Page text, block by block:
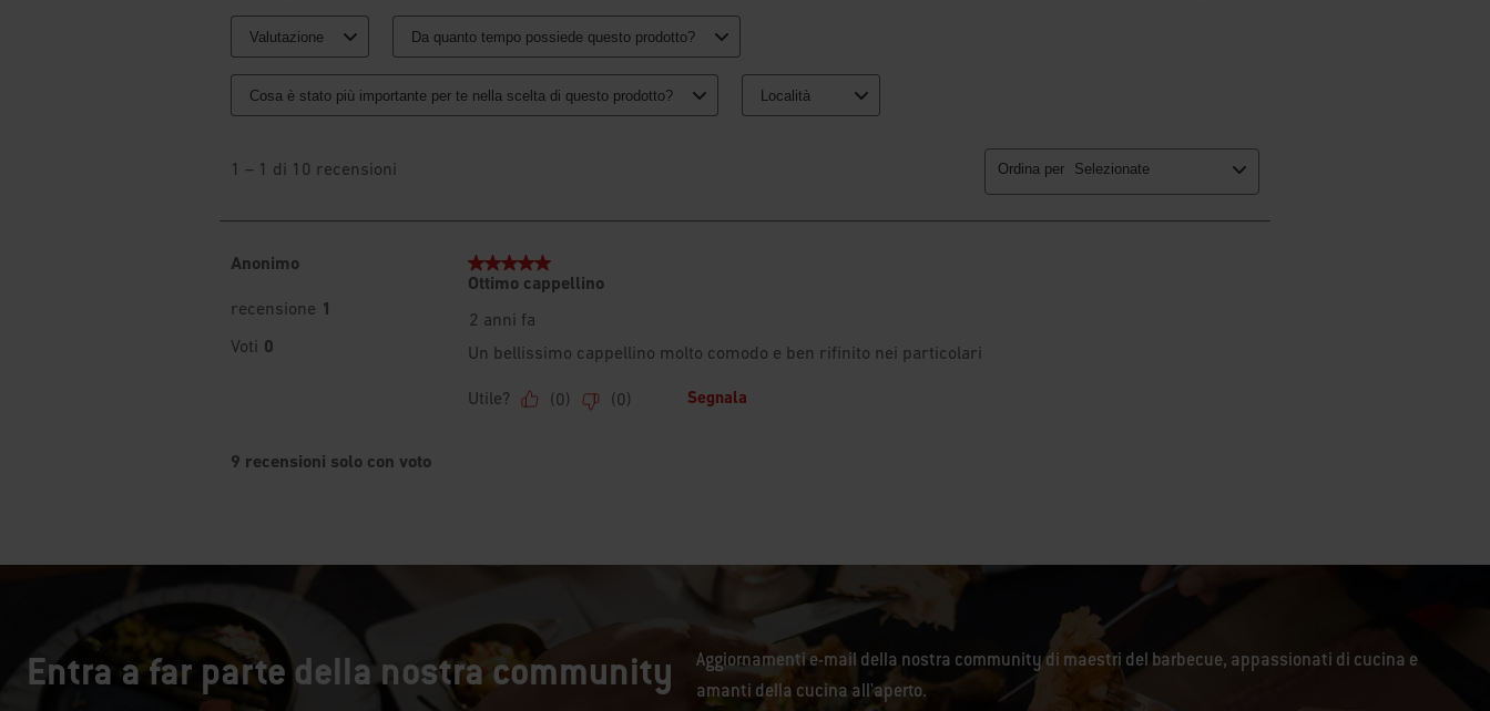
Entra a far parte della nostra community
Aggiornamenti e-mail della nostra community di maestri del barbecue, appassionati di cucina e
amanti della cucina all'aperto.